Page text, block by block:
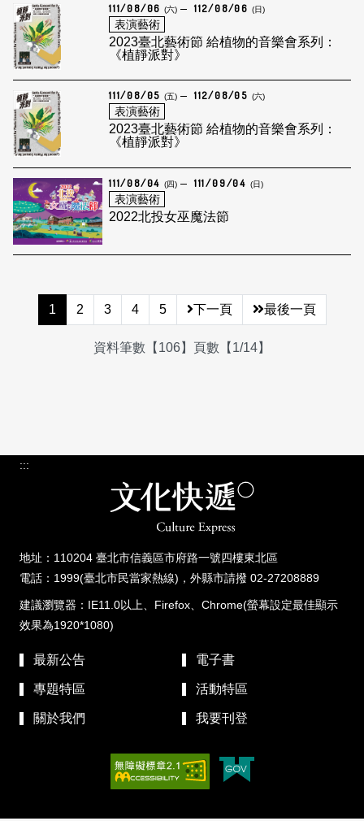
111/08/06 (六) 112/08/06 (日)
表演藝術
2023臺北藝術節 給植物的音樂會系列：
《植靜派對》
111/08/05 (五) 112/08/05 (六)
表演藝術
2023臺北藝術節 給植物的音樂會系列：
《植靜派對》
111/08/04 (四) 111/09/04 (日)
表演藝術
2022北投女巫魔法節
1 2 3 4 5 下一頁 最後一頁
資料筆數【106】頁數【1/14】
:::
地址：110204 臺北市信義區市府路一號四樓東北區
電話：1999(臺北市民當家熱線)，外縣市請撥 02-27208889
建議瀏覽器：IE11.0以上、Firefox、Chrome(螢幕設定最佳顯示
效果為1920*1080)
最新公告 電子書
專題特區 活動特區
關於我們 我要刊登